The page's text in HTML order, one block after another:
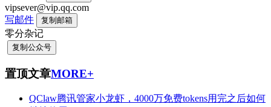
vipsever@vip.qq.com
写邮件
复制邮箱
零分杂记
复制公众号
置顶文章MORE+
QClaw腾讯管家小龙虾，4000万免费tokens用完之后如何